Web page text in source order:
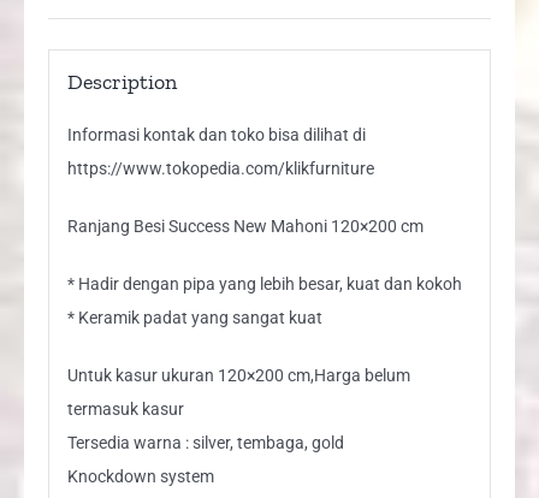
Description
Informasi kontak dan toko bisa dilihat di
https://www.tokopedia.com/klikfurniture
Ranjang Besi Success New Mahoni 120×200 cm
* Hadir dengan pipa yang lebih besar, kuat dan kokoh
* Keramik padat yang sangat kuat
Untuk kasur ukuran 120×200 cm,Harga belum
termasuk kasur
Tersedia warna : silver, tembaga, gold
Knockdown system